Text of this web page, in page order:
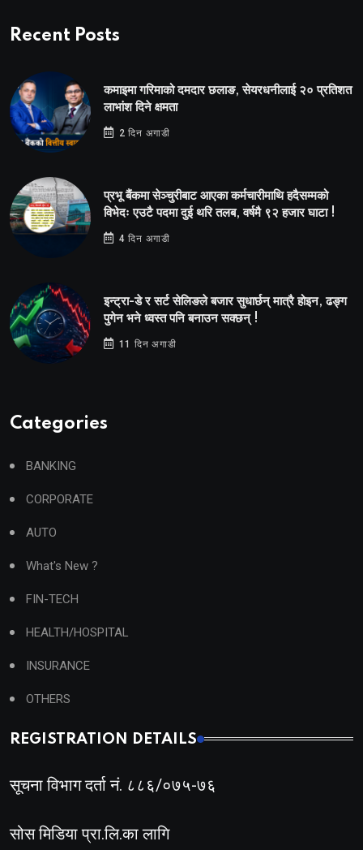
Recent Posts
कमाइमा गरिमाको दमदार छलाङ, सेयरधनीलाई २० प्रतिशत
लाभांश दिने क्षमता
2 दिन अगाडी
प्रभू बैंकमा सेञ्चुरीबाट आएका कर्मचारीमाथि हदैसम्मको
विभेदः एउटै पदमा दुई थरि तलब, वर्षमै ९२ हजार घाटा !
4 दिन अगाडी
इन्ट्रा-डे र सर्ट सेलिङले बजार सुधार्छन् मात्रै होइन, ढङ्ग
पुगेन भने ध्वस्त पनि बनाउन सक्छन् !
11 दिन अगाडी
Categories
BANKING
CORPORATE
AUTO
What's New ?
FIN-TECH
HEALTH/HOSPITAL
INSURANCE
OTHERS
REGISTRATION DETAILS
सूचना विभाग दर्ता नं. ८८६/०७५-७६
सोस मिडिया प्रा.लि.का लागि